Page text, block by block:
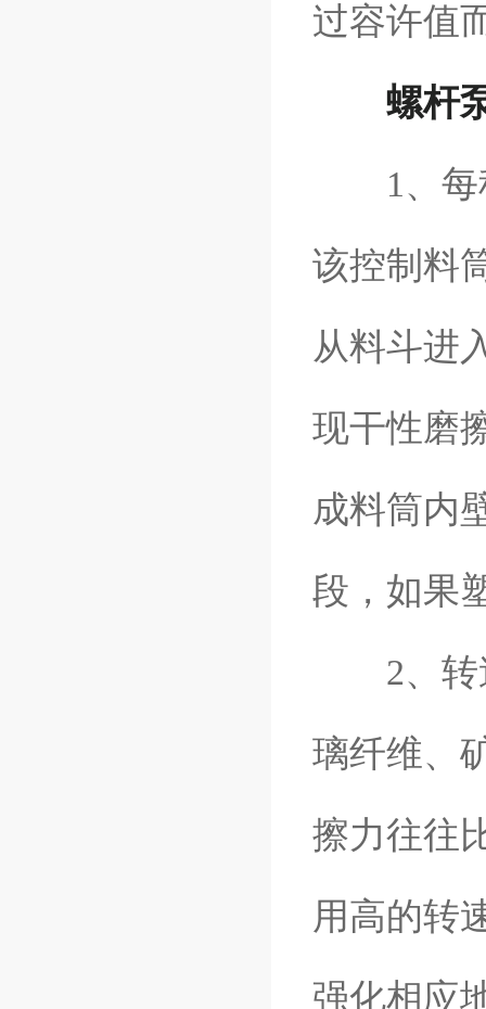
过容许值
螺杆
1、每种
该控制料
从料斗进
现干性磨
成料筒内
段，如果
2、转速
璃纤维、
擦力往往
用高的转
强化相应